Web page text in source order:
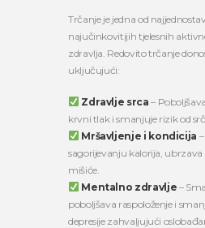
Trčanje je jedna od
najučinkovitijih tjelesnih
zdravlja. Redovito trčanje
uključujući:
Zdravlje srca –
krvni tlak i smanjuje rizik od
Mršavljenje i kondicija
sagorijevanju kalorija,
mišiće.
Mentalno zdravlje –
poboljšava raspoloženje i
depresije zahvaljujući